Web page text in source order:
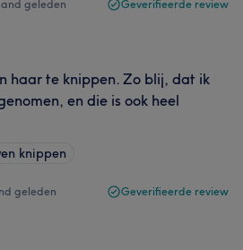
geleden Geverifieerde review
haar te knippen. Zo blij, dat ik
en die is ook heel
knippen
geleden Geverifieerde review